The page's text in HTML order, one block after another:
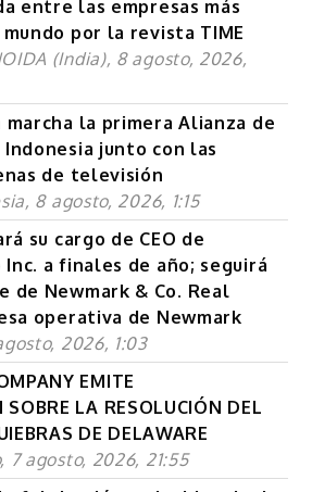
entre las empresas más
por la revista TIME
(India), 8 agosto, 2026,
la primera Alianza de
Indonesia junto con las
de televisión
8 agosto, 2026, 1:15
su cargo de CEO de
Inc. a finales de año; seguirá
de Newmark & Co. Real
operativa de Newmark
2026, 1:03
EMITE
LA RESOLUCIÓN DEL
DE DELAWARE
7 agosto, 2026, 21:55